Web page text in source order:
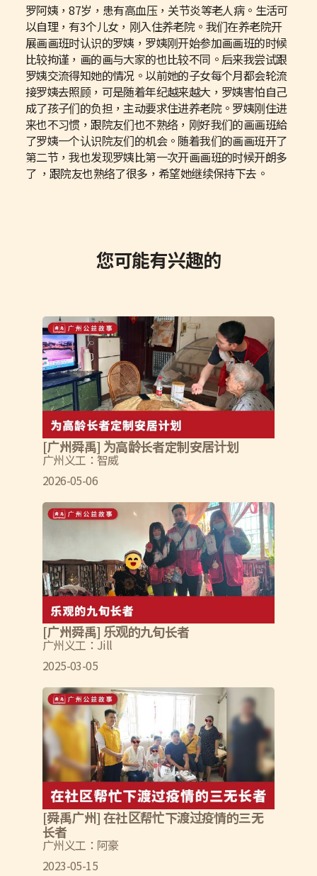
罗阿姨，87岁，患有高血压，关节炎等老人病。生活可
以自理，有3个儿女，刚入住养老院。我们在养老院开
展画画班时认识的罗姨，罗姨刚开始参加画画班的时候
比较拘谨，画的画与大家的也比较不同。后来我尝试跟
罗姨交流得知她的情况。以前她的子女每个月都会轮流
接罗姨去照顾，可是随着年纪越来越大，罗姨害怕自己
成了孩子们的负担，主动要求住进养老院。罗姨刚住进
来也不习惯，跟院友们也不熟络，刚好我们的画画班給
了罗姨一个认识院友们的机会。随着我们的画画班开了
第二节，我也发现罗姨比第一次开画画班的时候开朗多
了 ，跟院友也熟络了很多，希望她继续保持下去。
您可能有兴趣的
[广州舜禹] 为高龄长者定制安居计划
广州义工：智威
2026-05-06
[广州舜禹] 乐观的九旬长者
广州义工：Jill
2025-03-05
[舜禹广州] 在社区帮忙下渡过疫情的三无
长者
广州义工：阿豪
2023-05-15